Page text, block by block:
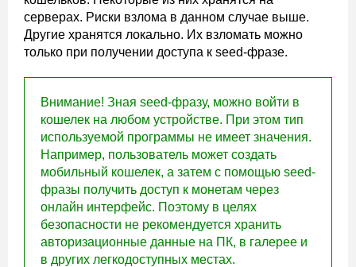
серверах. Риски взлома в данном случае выше.
Другие хранятся локально. Их взломать можно
только при получении доступа к seed-фразе.
Внимание! Зная seed-фразу, можно войти в
кошелек на любом устройстве. При этом тип
используемой программы не имеет значения.
Например, пользователь может создать
мобильный кошелек, а затем с помощью seed-
фразы получить доступ к монетам через
онлайн интерфейс. Поэтому в целях
безопасности не рекомендуется хранить
авторизационные данные на ПК, в галерее и
в других легкодоступных местах.